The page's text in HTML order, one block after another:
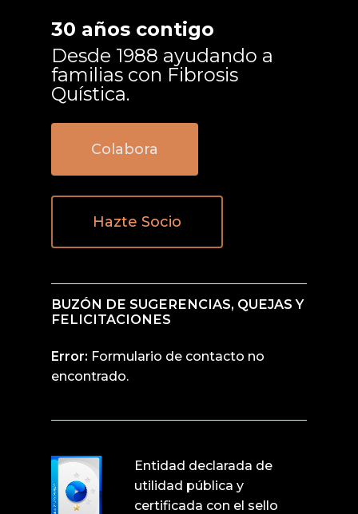
30 años contigo
Desde 1988 ayudando a
familias con Fibrosis
Quística.
Colabora
Hazte Socio
BUZÓN DE SUGERENCIAS, QUEJAS Y
FELICITACIONES
Error: Formulario de contacto no
encontrado.
Entidad declarada de
utilidad pública y
certificada con el sello